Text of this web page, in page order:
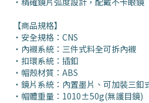
【商品規格】
・安全規格：CNS
・內襯系統：三件式料全可拆內襯
・扣環系統：插釦
・帽殼材質：ABS
・鏡片系統：內置墨片、可加裝三釦
・帽體重量：1010±50g(無護目鏡)